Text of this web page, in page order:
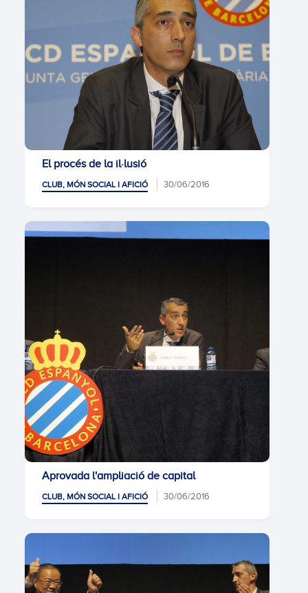
El procés de la il·lusió
CLUB, MÓN SOCIAL I AFICIÓ 30/06/2016
Aprovada l'ampliació de capital
CLUB, MÓN SOCIAL I AFICIÓ 30/06/2016